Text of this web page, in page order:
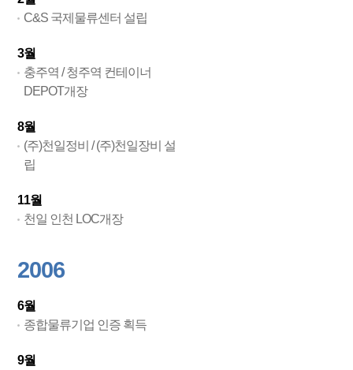
C&S 국제물류센터 설립
3월
충주역 / 청주역 컨테이너
DEPOT개장
8월
(주)천일정비 / (주)천일장비 설
립
11월
천일 인천 LOC개장
2006
6월
종합물류기업 인증 획득
9월